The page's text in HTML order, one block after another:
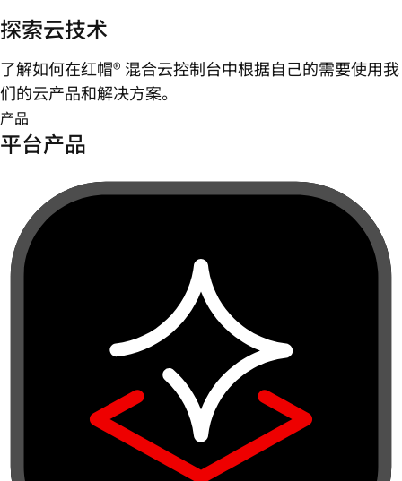
探索云技术
了解如何在红帽® 混合云控制台中根据自己的需要使用我
们的云产品和解决方案。
产品
平台产品